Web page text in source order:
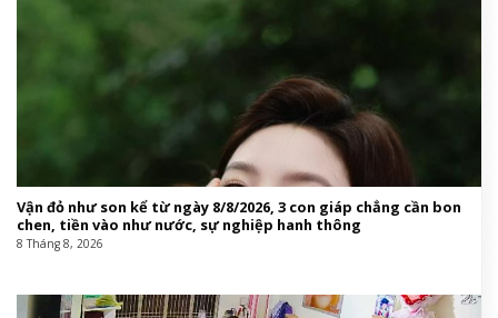
Vận đỏ như son kể từ ngày 8/8/2026, 3 con giáp chẳng cần bon
chen, tiền vào như nước, sự nghiệp hanh thông
8 Tháng 8, 2026